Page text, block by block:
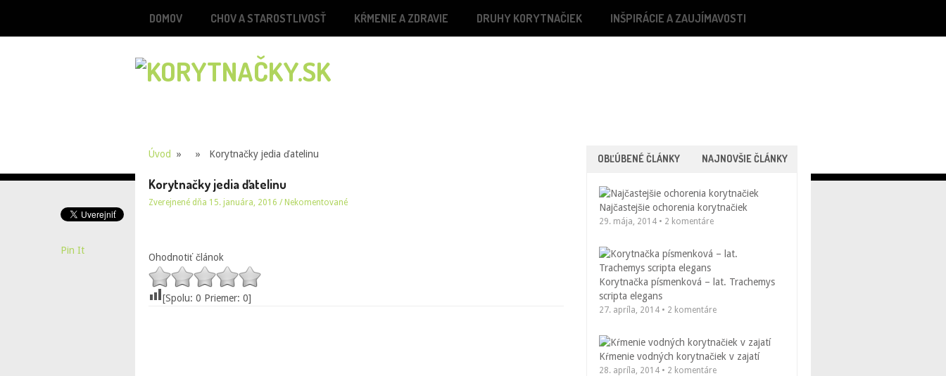
DOMOV CHOV A STAROSTLIVOSŤ KŔMENIE A ZDRAVIE DRUHY KORYTNAČIEK INŠPIRÁCIE A ZAUJÍMAVOSTI
Úvod » » Korytnačky jedia ďatelinu
Korytnačky jedia ďatelinu
Zverejnené dňa 15. januára, 2016 / Nekomentované
Ohodnotiť článok
[Spolu:0 Priemer:0]
Pin It
OBĽÚBENÉ ČLÁNKY NAJNOVŠIE ČLÁNKY
Najčastejšie ochorenia korytnačiek
29. mája, 2014 • 2 komentáre
Korytnačka písmenková – lat. Trachemys
scripta elegans
27. apríla, 2014 • 2 komentáre
Kŕmenie vodných korytnačiek v zajatí
28. apríla, 2014 • 2 komentáre